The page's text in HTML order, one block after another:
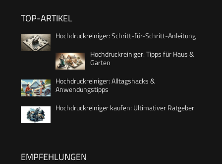
TOP-ARTIKEL
Hochdruckreiniger: Schritt-für-Schritt-Anleitung
Hochdruckreiniger: Tipps für Haus &
Garten
Hochdruckreiniger: Alltagshacks &
Anwendungstipps
Hochdruckreiniger kaufen: Ultimativer Ratgeber
EMPFEHLUNGEN